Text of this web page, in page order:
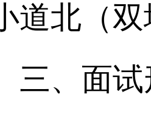
道北（
三、面